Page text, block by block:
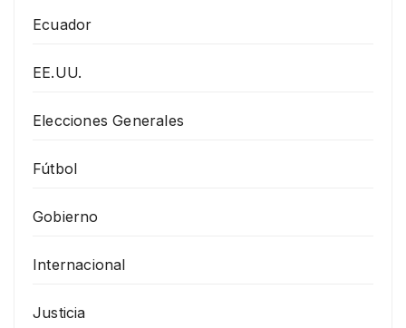
Ecuador
EE.UU.
Elecciones Generales
Fútbol
Gobierno
Internacional
Justicia